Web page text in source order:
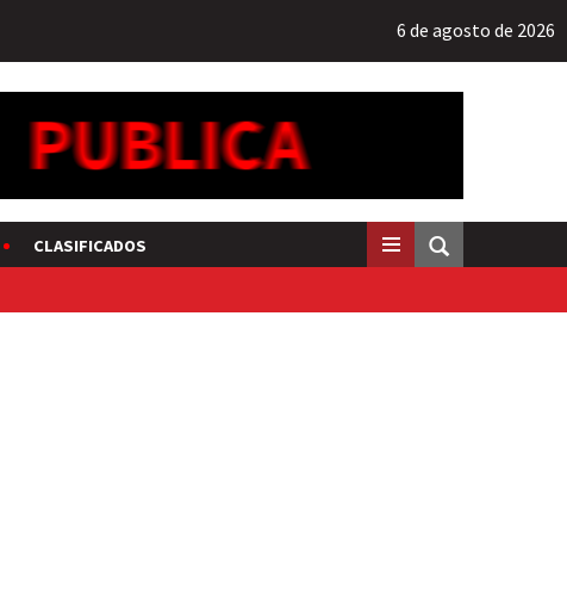
6 de agosto de 2026
CLASIFICADOS